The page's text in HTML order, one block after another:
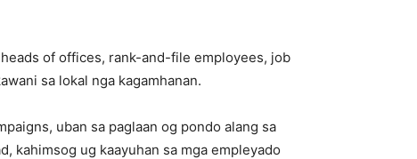
of offices, rank-and-file employees, job
sa lokal nga kagamhanan.
uban sa paglaan og pondo alang sa
kahimsog ug kaayuhan sa mga empleyado